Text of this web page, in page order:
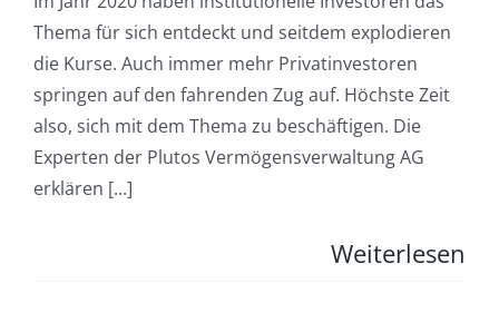
Thema für sich entdeckt und seitdem explodieren
die Kurse. Auch immer mehr Privatinvestoren
springen auf den fahrenden Zug auf. Höchste Zeit
also, sich mit dem Thema zu beschäftigen. Die
Experten der Plutos Vermögensverwaltung AG
erklären [...]
Weiterlesen